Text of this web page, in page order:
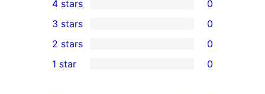
5-
star
review
4-
star
reviews
4 stars 0
0
3-
star
3 stars 0
2-
2 stars 0
1 star 0